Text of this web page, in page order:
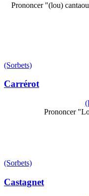
Prononcer "(lou)
(Sorbets)
Carrérot
Prononcer
(Sorbets)
Castagnet